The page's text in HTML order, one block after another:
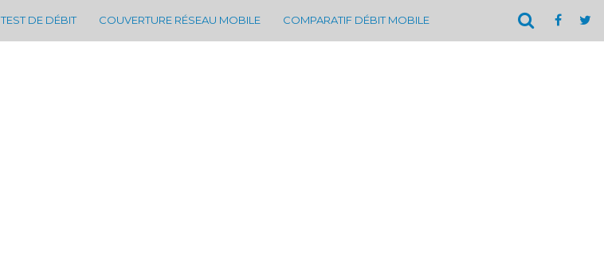
TEST DE DÉBIT COUVERTURE RÉSEAU MOBILE COMPARATIF DÉBIT MOBILE